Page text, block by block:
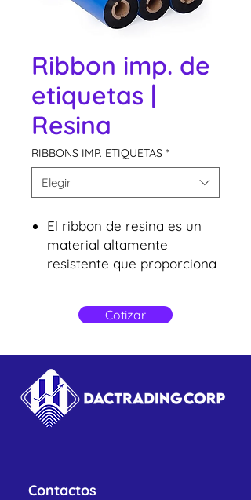
Ribbon imp. de
etiquetas |
Resina
RIBBONS IMP. ETIQUETAS *
Elegir
El ribbon de resina es un
material altamente
resistente que proporciona
impresoras de etiquetas.
etiquetas para imprimir
códigos de barras, textos y
logotipos en materiales
sintéticos, como polietileno,
polipropileno, poliéster,
Cotizar
Contactos